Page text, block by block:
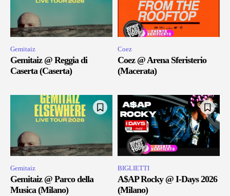
Gemitaiz
Gemitaiz @ Reggia di
Caserta (Caserta)
Coez
Coez @ Arena Sferisterio
(Macerata)
Gemitaiz
Gemitaiz @ Parco della
Musica (Milano)
BIGLIETTI
A$AP Rocky @ I-Days 2026
(Milano)